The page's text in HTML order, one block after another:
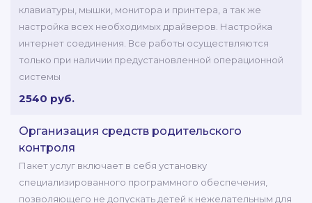
клавиатуры, мышки, монитора и принтера, а так же
настройка всех необходимых драйверов. Настройка
интернет соединения. Все работы осуществляются
только при наличии предустановленной операционной
системы
2540 руб.
Организация средств родительского
контроля
Пакет услуг включает в себя установку
специализированного программного обеспечения,
позволяющего не допускать детей к нежелательным для